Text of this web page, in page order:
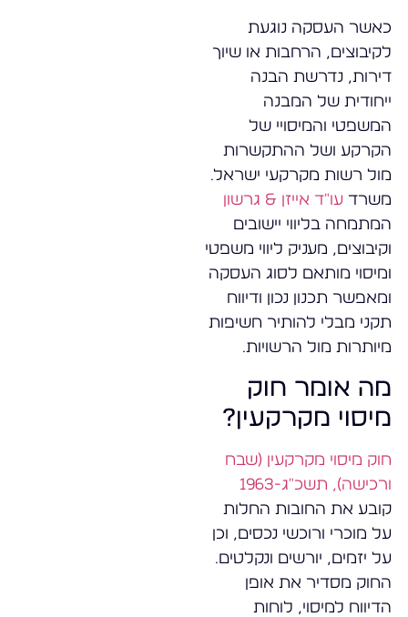
כאשר העסקה נוגעת
לקיבוצים, הרחבות או שיוך
דירות, נדרשת הבנה
ייחודית של המבנה
המשפטי והמיסויי של
הקרקע ושל ההתקשרות
מול רשות מקרקעי ישראל.
משרד עו"ד אייזן & גרשון
המתמחה בליווי יישובים
וקיבוצים, מעניק ליווי משפטי
ומיסוי מותאם לסוג העסקה
ומאפשר תכנון נכון ודיווח
תקני מבלי להותיר חשיפות
מיותרות מול הרשויות.
מה אומר חוק
מיסוי מקרקעין?
חוק מיסוי מקרקעין (שבח
ורכישה), תשכ"ג-1963
קובע את החובות החלות
על מוכרי ורוכשי נכסים, וכן
על יזמים, יורשים ונקלטים.
החוק מסדיר את אופן
הדיווח למיסוי, לוחות